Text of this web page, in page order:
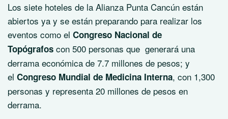
Los siete hoteles de la Alianza Punta Cancún están
abiertos ya y se están preparando para realizar los
eventos como el Congreso Nacional de
Topógrafos con 500 personas que generará una
derrama económica de 7.7 millones de pesos; y
el Congreso Mundial de Medicina Interna, con 1,300
personas y representa 20 millones de pesos en
derrama.